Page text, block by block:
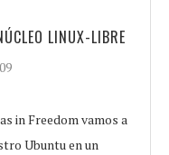
LINUX-LIBRE
in Freedom vamos a
Ubuntu en un